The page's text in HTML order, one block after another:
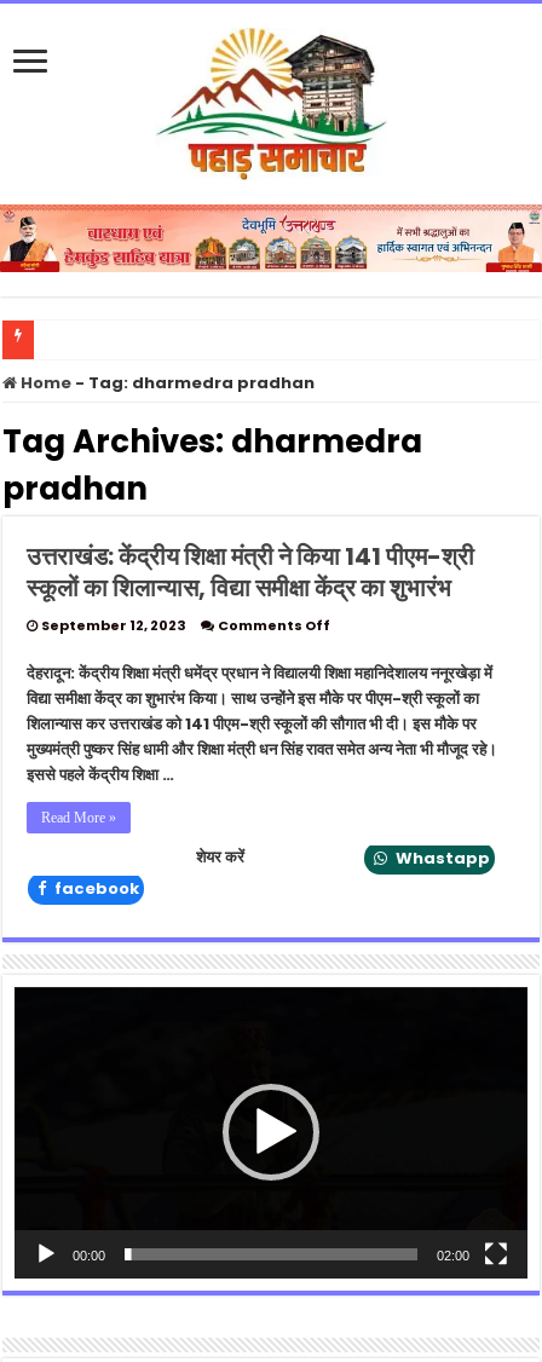
उत्तराखंड में अगले चार दिन भारी बारिश का अलर्ट, बागेश्वर-पिथौरागढ़-चमोली में विशेष सतर्कता
Home - Tag: dharmedra pradhan
Tag Archives: dharmedra
pradhan
उत्तराखंड: केंद्रीय शिक्षा मंत्री ने किया 141 पीएम-श्री
स्कूलों का शिलान्यास, विद्या समीक्षा केंद्र का शुभारंभ
September 12, 2023 Comments Off
केंद्रीय
शिक्षा
मंत्री
ने
किया
शिलान्यास,
का
शुभारंभ
देहरादून: केंद्रीय शिक्षा मंत्री धमेंद्र प्रधान ने विद्यालयी शिक्षा महानिदेशालय ननूरखेड़ा में
विद्या समीक्षा केंद्र का शुभारंभ किया। साथ उन्होंने इस मौके पर पीएम-श्री स्कूलों का
शिलान्यास कर उत्तराखंड को 141 पीएम-श्री स्कूलों की सौगात भी दी। इस मौके पर
मुख्यमंत्री पुष्कर सिंह धामी और शिक्षा मंत्री धन सिंह रावत समेत अन्य नेता भी मौजूद रहे।
इससे पहले केंद्रीय शिक्षा …
Read More »
शेयर करें
Whastapp
facebook
00:00 02:00